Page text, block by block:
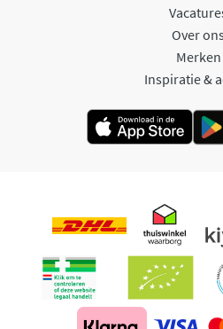
Over
Merken
Inspiratie &